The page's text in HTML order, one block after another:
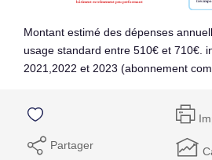
Montant estimé des dépenses
usage standard entre 510€ et 710€.
2021,2022 et 2023 (abonnement
Partager